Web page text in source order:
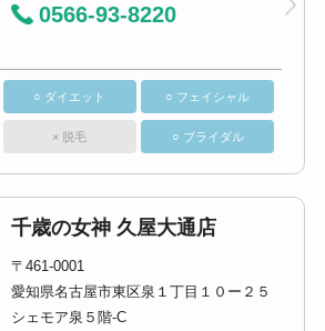
0566-93-8220
○ ダイエット ○ フェイシャル
× 脱毛 ○ ブライダル
千歳の女神 久屋大通店
〒461-0001
愛知県名古屋市東区泉１丁目１０ー２５
シェモア泉５階-C